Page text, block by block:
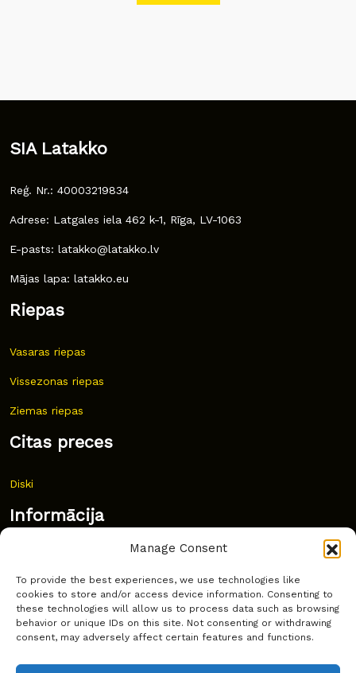
Manage Consent
To provide the best experiences, we use technologies like
cookies to store and/or access device information. Consenting to
these technologies will allow us to process data such as browsing
behavior or unique IDs on this site. Not consenting or withdrawing
consent, may adversely affect certain features and functions.
SIA Latakko
Reģ. Nr.: 40003219834
Adrese: Latgales iela 462 k-1, Rīga, LV-1063
E-pasts: latakko@latakko.lv
Mājas lapa: latakko.eu
Riepas
Vasaras riepas
Vissezonas riepas
Ziemas riepas
Citas preces
Diski
Informācija
Bieži uzdoti jautājumi
Kur pirkt?
Sīkdatņu politika